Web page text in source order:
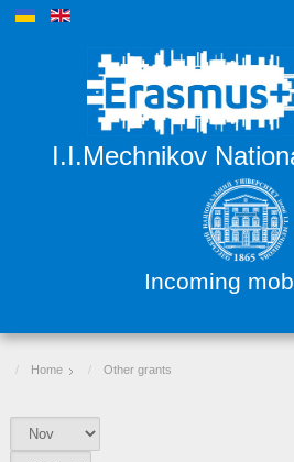
I.I.Mechnikov
Incoming
Home Other grants